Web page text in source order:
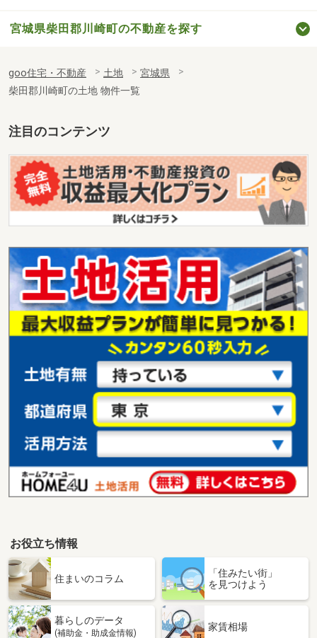
宮城県柴田郡川崎町の不動産を探す
goo住宅・不動産 土地
宮城県
柴田郡川崎町の土地 物件一覧
注目のコンテンツ
お役立ち情報
住まいのコラム
「住みたい街」
を見つけよう
暮らしのデータ
(補助金・助成金情報)
家賃相場